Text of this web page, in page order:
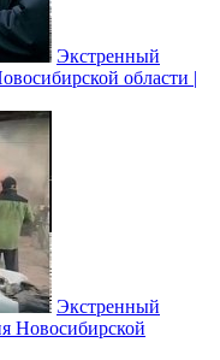
Экстренный
области |
Экстренный
Новосибирской